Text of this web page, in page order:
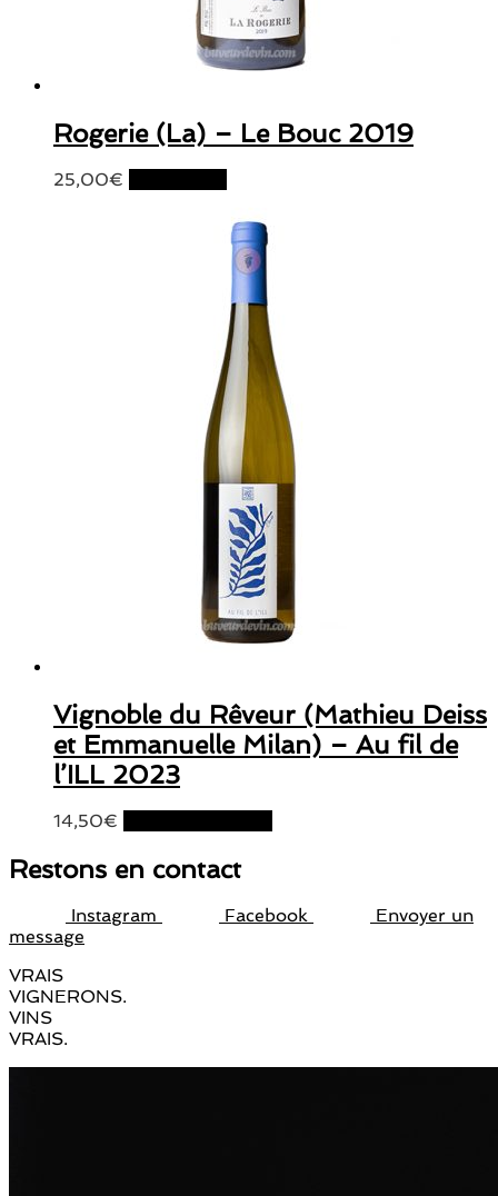
Rogerie (La) – Le Bouc 2019
25,00€
Vignoble du Rêveur (Mathieu Deiss
et Emmanuelle Milan) – Au fil de
l’ILL 2023
14,50€
Restons en contact
Instagram Facebook
Envoyer un
message
VRAIS
VIGNERONS.
VINS
VRAIS.